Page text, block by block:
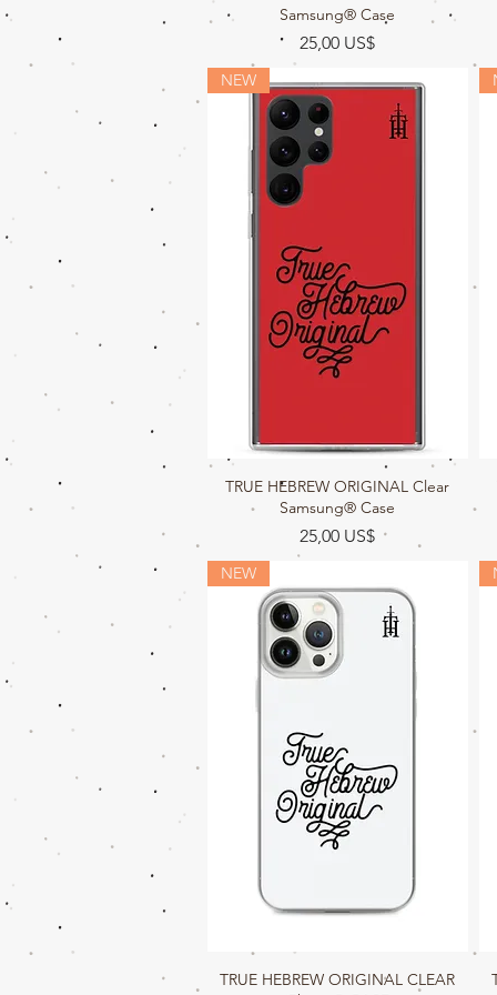
Samsung® Case
Precio
25,00 US$
Vista rápida
NEW
TRUE HEBREW ORIGINAL Clear
Samsung® Case
Precio
25,00 US$
Vista rápida
NEW
TRUE HEBREW ORIGINAL CLEAR